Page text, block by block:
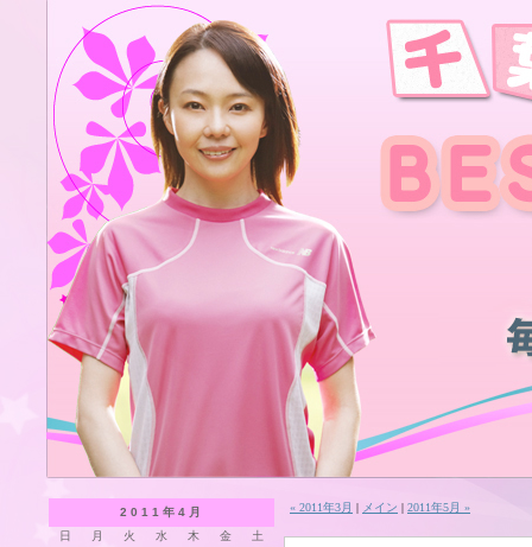
2011年4月
日
月 火 水 木 金
土
« 2011年3月 | メイン | 2011年5月 »